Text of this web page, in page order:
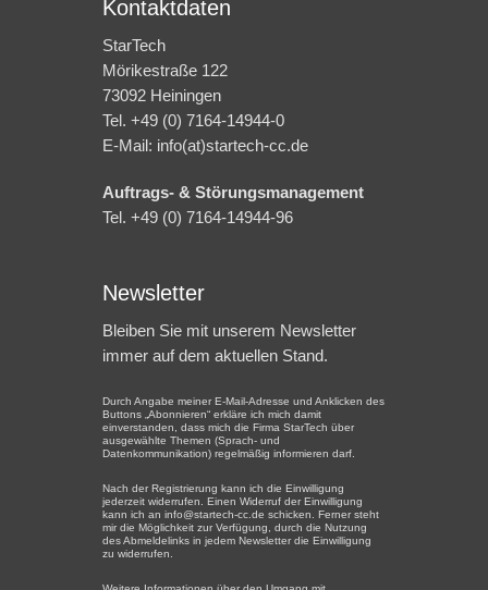
Kontaktdaten
StarTech
Mörikestraße 122
73092 Heiningen
Tel. +49 (0) 7164-14944-0
E-Mail: info(at)startech-cc.de
Auftrags- & Störungsmanagement
Tel. +49 (0) 7164-14944-96
Newsletter
Bleiben Sie mit unserem Newsletter
immer auf dem aktuellen Stand.
Durch Angabe meiner E-Mail-Adresse und Anklicken des
Buttons „Abonnieren“ erkläre ich mich damit
einverstanden, dass mich die Firma StarTech über
ausgewählte Themen (Sprach- und
Datenkommunikation) regelmäßig informieren darf.
Nach der Registrierung kann ich die Einwilligung
jederzeit widerrufen. Einen Widerruf der Einwilligung
kann ich an info@startech-cc.de schicken. Ferner steht
mir die Möglichkeit zur Verfügung, durch die Nutzung
des Abmeldelinks in jedem Newsletter die Einwilligung
zu widerrufen.